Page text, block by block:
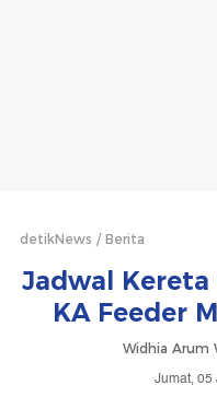
detikNews Berita
Jadwal
KA Feeder
Widhia Arum
Jumat,